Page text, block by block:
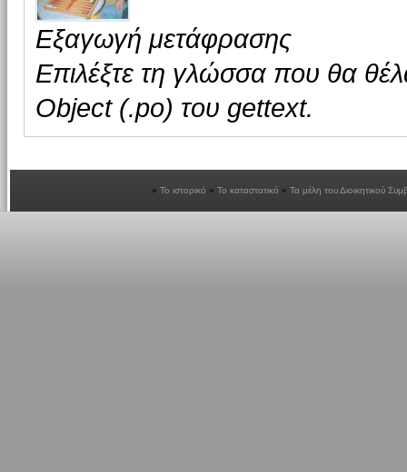
Εξαγωγή μετάφρασης
Επιλέξτε τη γλώσσα που θα
Object (.po) του gettext.
Το ιστορικό Το καταστατικό Τα μέλη του Διοικητικού